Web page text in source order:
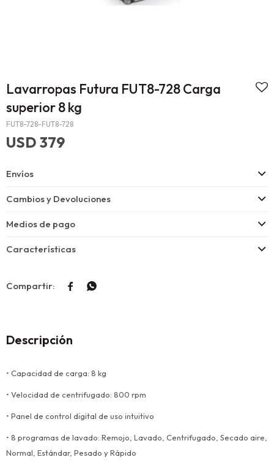
Lavarropas Futura FUT8-728 Carga
superior 8 kg
FUT8-728-FUT8-728
USD 379
Envíos
Cambios y Devoluciones
Medios de pago
Características
 
Descripción
• Capacidad de carga: 8 kg
• Velocidad de centrifugado: 800 rpm
• Panel de control digital de uso intuitivo
• 8 programas de lavado: Remojo, Lavado, Centrifugado, Secado aire,
Normal, Estándar, Pesado y Rápido